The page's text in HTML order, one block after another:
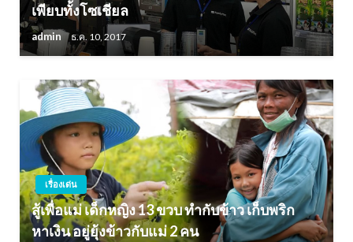
เพียบทั้งโซเชียล
admin ธ.ค. 10, 2017
เรื่องเด่น
สู้เพื่อแม่ เด็กหญิง 13 ขวบ ทำกับข้าว เก็บพริก
หาเงิน อยู่ยุ้งข้าวกับแม่ 2 คน